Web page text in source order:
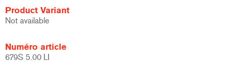
Product Variant
Not available
Numéro article
679S 5.00 LI